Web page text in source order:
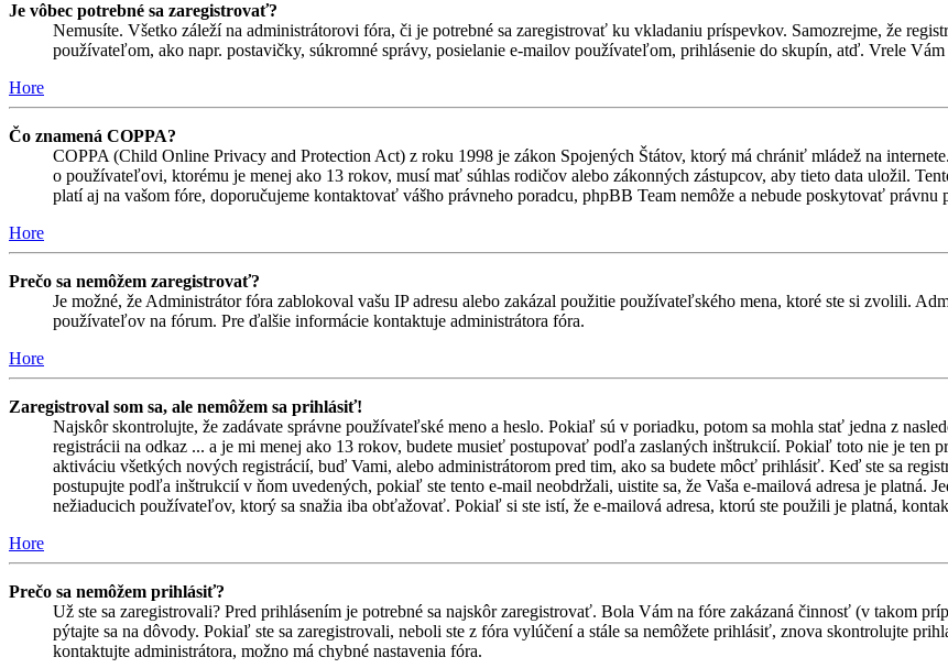
Je vôbec potrebné sa zaregistrovať?
Nemusíte. Všetko záleží na administrátorovi fóra, či je potrebné sa zaregistrovať ku vkladaniu príspevkov. Samozrejme, že
používateľom, ako napr. postavičky, súkromné správy, posielanie e-mailov používateľom, prihlásenie do skupín, atď. Vrele
Hore
Čo znamená COPPA?
COPPA (Child Online Privacy and Protection Act) z roku 1998 je zákon Spojených Štátov, ktorý má chrániť mládež na
o používateľovi, ktorému je menej ako 13 rokov, musí mať súhlas rodičov alebo zákonných zástupcov, aby tieto data uložil.
platí aj na vašom fóre, doporučujeme kontaktovať vášho právneho poradcu, phpBB Team nemôže a nebude poskytovať
Hore
Prečo sa nemôžem zaregistrovať?
Je možné, že Administrátor fóra zablokoval vašu IP adresu alebo zakázal použitie používateľského mena, ktoré ste si zvolili.
používateľov na fórum. Pre ďalšie informácie kontaktuje administrátora fóra.
Hore
Zaregistroval som sa, ale nemôžem sa prihlásiť!
Najskôr skontrolujte, že zadávate správne používateľské meno a heslo. Pokiaľ sú v poriadku, potom sa mohla stať jedna z
registrácii na odkaz ... a je mi menej ako 13 rokov, budete musieť postupovať podľa zaslaných inštrukcií. Pokiaľ toto nie je ten
aktiváciu všetkých nových registrácií, buď Vami, alebo administrátorom pred tim, ako sa budete môcť prihlásiť. Keď ste sa
postupujte podľa inštrukcií v ňom uvedených, pokiaľ ste tento e-mail neobdržali, uistite sa, že Vaša e-mailová adresa je platná.
nežiaducich používateľov, ktorý sa snažia iba obťažovať. Pokiaľ si ste istí, že e-mailová adresa, ktorú ste použili je platná,
Hore
Prečo sa nemôžem prihlásiť?
Už ste sa zaregistrovali? Pred prihlásením je potrebné sa najskôr zaregistrovať. Bola Vám na fóre zakázaná činnosť (v takom
pýtajte sa na dôvody. Pokiaľ ste sa zaregistrovali, neboli ste z fóra vylúčení a stále sa nemôžete prihlásiť, znova skontrolujte
kontaktujte administrátora, možno má chybné nastavenia fóra.